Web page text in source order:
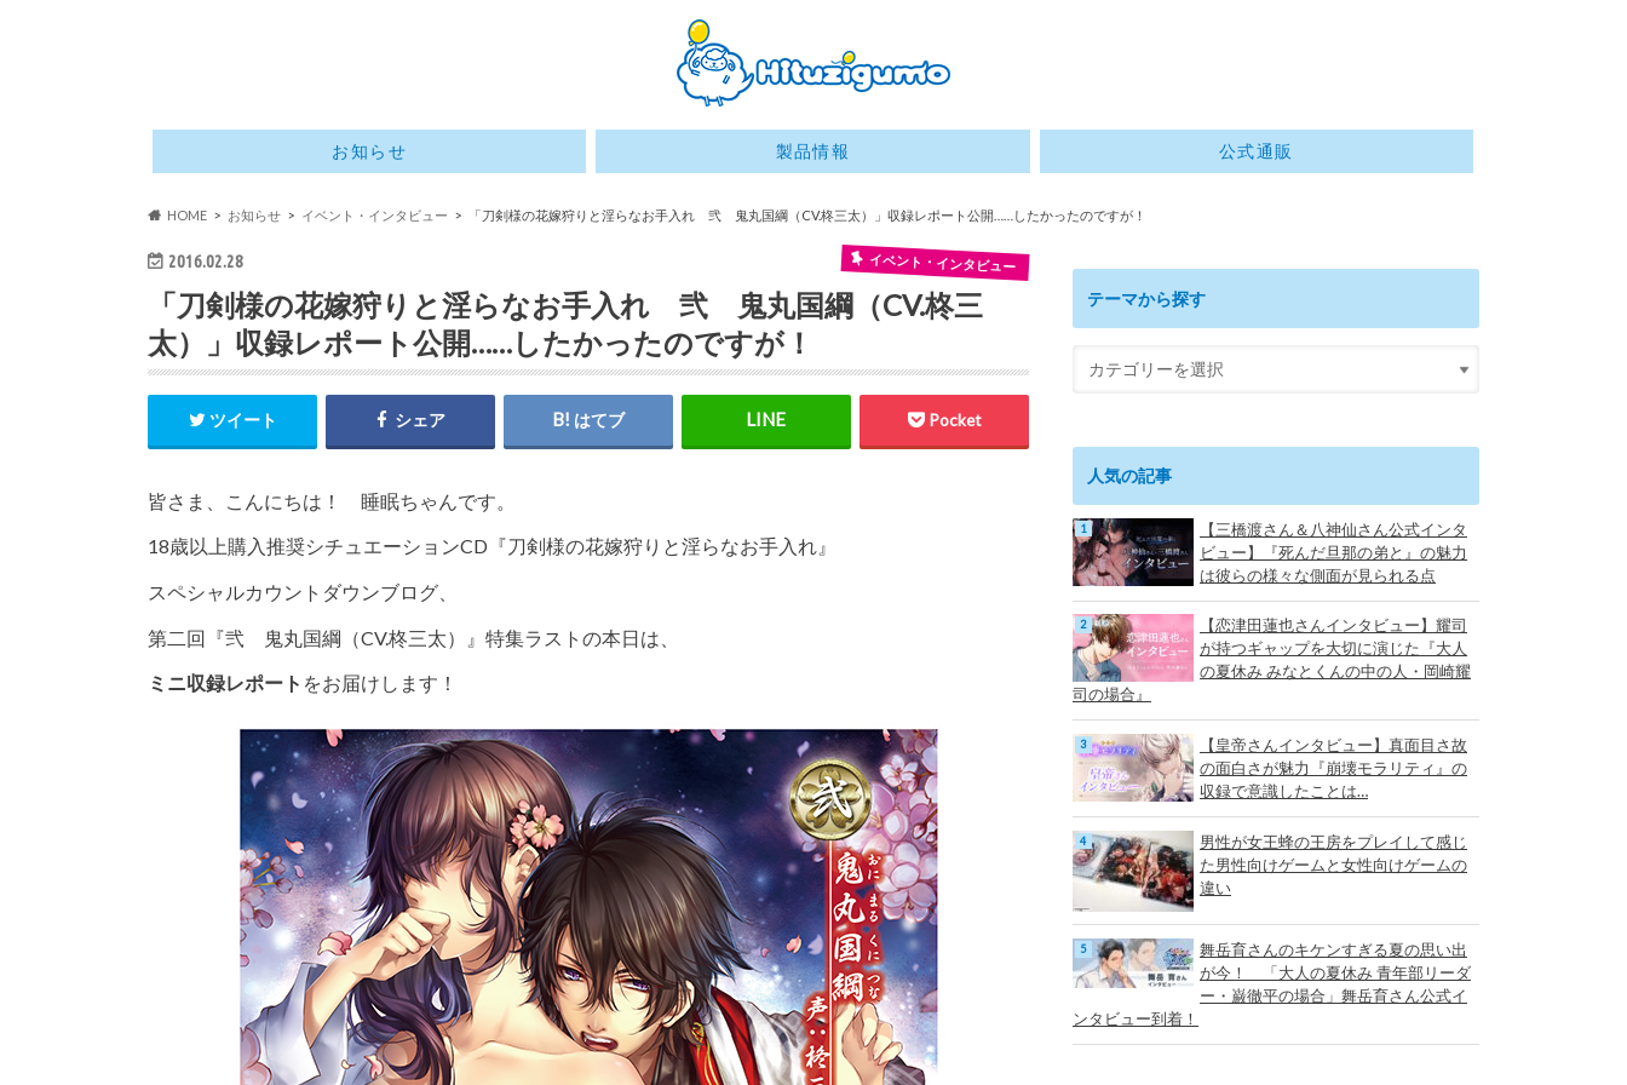
お知らせ 製品情報 公式通販
HOME お知らせ イベント・インタビュー 「刀剣様の花嫁狩りと淫らなお手入れ 弐 鬼丸国綱（CV.柊三太）」収録レポート公開……したかったのですが！
2016.02.28 イベント・インタビュー
「刀剣様の花嫁狩りと淫らなお手入れ 弐 鬼丸国綱（CV.柊三
太）」収録レポート公開……したかったのですが！
ツイート シェア はてブ Pocket
皆さま、こんにちは！ 睡眠ちゃんです。
18歳以上購入推奨シチュエーションCD『刀剣様の花嫁狩りと淫らなお手入れ』
スペシャルカウントダウンブログ、
第二回『弐 鬼丸国綱（CV.柊三太）』特集ラストの本日は、
ミニ収録レポート をお届けします！
テーマから探す
人気の記事
【三橋渡さん＆八神仙さん公式インタ
ビュー】『死んだ旦那の弟と』の魅力
は彼らの様々な側面が見られる点
【恋津田蓮也さんインタビュー】耀司
が持つギャップを大切に演じた『大人
の夏休み みなとくんの中の人・岡崎耀
司の場合』
【皇帝さんインタビュー】真面目さ故
の面白さが魅力『崩壊モラリティ』の
収録で意識したことは…
男性が女王蜂の王房をプレイして感じ
た男性向けゲームと女性向けゲームの
違い
舞岳育さんのキケンすぎる夏の思い出
が今！ 「大人の夏休み 青年部リーダ
ー・巌徹平の場合」舞岳育さん公式イ
ンタビュー到着！